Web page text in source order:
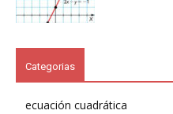
Categorias
ecuación cuadrática